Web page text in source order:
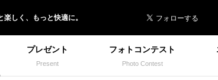
楽しく、 もっと快適に。
プレゼント
Present
フォトコンテスト
Photo Contest